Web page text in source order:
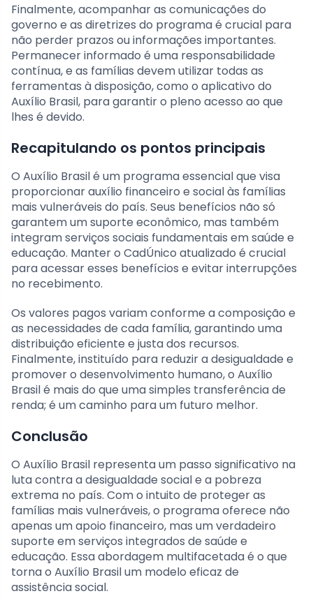
Finalmente, acompanhar as comunicações do
governo e as diretrizes do programa é crucial para
não perder prazos ou informações importantes.
Permanecer informado é uma responsabilidade
contínua, e as famílias devem utilizar todas as
ferramentas à disposição, como o aplicativo do
Auxílio Brasil, para garantir o pleno acesso ao que
lhes é devido.
Recapitulando os pontos principais
O Auxílio Brasil é um programa essencial que visa
proporcionar auxílio financeiro e social às famílias
mais vulneráveis do país. Seus benefícios não só
garantem um suporte econômico, mas também
integram serviços sociais fundamentais em saúde e
educação. Manter o CadÚnico atualizado é crucial
para acessar esses benefícios e evitar interrupções
no recebimento.
Os valores pagos variam conforme a composição e
as necessidades de cada família, garantindo uma
distribuição eficiente e justa dos recursos.
Finalmente, instituído para reduzir a desigualdade e
promover o desenvolvimento humano, o Auxílio
Brasil é mais do que uma simples transferência de
renda; é um caminho para um futuro melhor.
Conclusão
O Auxílio Brasil representa um passo significativo na
luta contra a desigualdade social e a pobreza
extrema no país. Com o intuito de proteger as
famílias mais vulneráveis, o programa oferece não
apenas um apoio financeiro, mas um verdadeiro
suporte em serviços integrados de saúde e
educação. Essa abordagem multifacetada é o que
torna o Auxílio Brasil um modelo eficaz de
assistência social.